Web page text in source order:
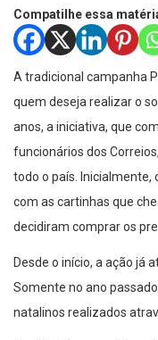
Compatilhe essa
A tradicional campanha
quem deseja realizar o
anos, a iniciativa, que
funcionários dos
todo o país. Inicialmente,
com as cartinhas que
decidiram comprar os
Desde o início, a ação já
Somente no ano
natalinos realizados